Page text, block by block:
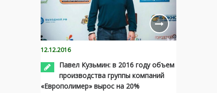
12.12.2016
Павел Кузьмин: в 2016 году объем
производства группы компаний
«Европолимер» вырос на 20%